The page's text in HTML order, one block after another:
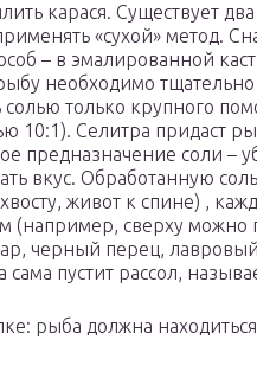
карася. Существует
«сухой» метод.
– в эмалированной
необходимо
солью только крупного
10:1). Селитра придаст
предназначение соли –
вкус. Обработанную
живот к спине) ,
(например, сверху можно
черный перец,
пустит рассол,
рыба должна